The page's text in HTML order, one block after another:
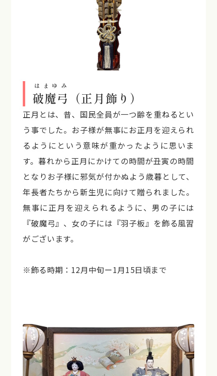
破魔弓
はまゆみ
（正月飾り）
正月とは、昔、国民全員が一つ齢を重ねるとい
う事でした。お子様が無事にお正月を迎えられ
るようにという意味が重かったように思いま
す。暮れから正月にかけての時間が丑寅の時間
となりお子様に邪気が付かぬよう歳暮として、
年長者たちから新生児に向けて贈られました。
無事に正月を迎えられるように、男の子には
『破魔弓』、女の子には『羽子板』を飾る風習
がございます。
※飾る時期：12月中旬ー1月15日頃まで